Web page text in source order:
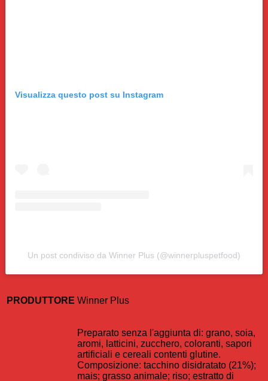
Visualizza questo post su Instagram
Un post condiviso da Winner Plus (@winnerpluspetfood)
PRODUTTORE Winner Plus
Preparato senza l'aggiunta di: grano, soia,
aromi, latticini, zucchero, coloranti, sapori
artificiali e cereali contenti glutine.
Composizione: tacchino disidratato (21%);
mais; grasso animale; riso; estratto di